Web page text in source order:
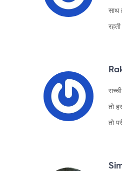
साथ
तो
तो